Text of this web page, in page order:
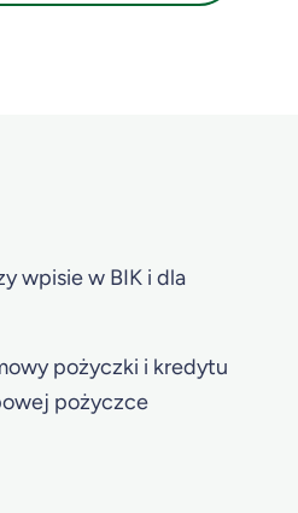
wpisie w BIK i dla
pożyczki i kredytu
pożyczce